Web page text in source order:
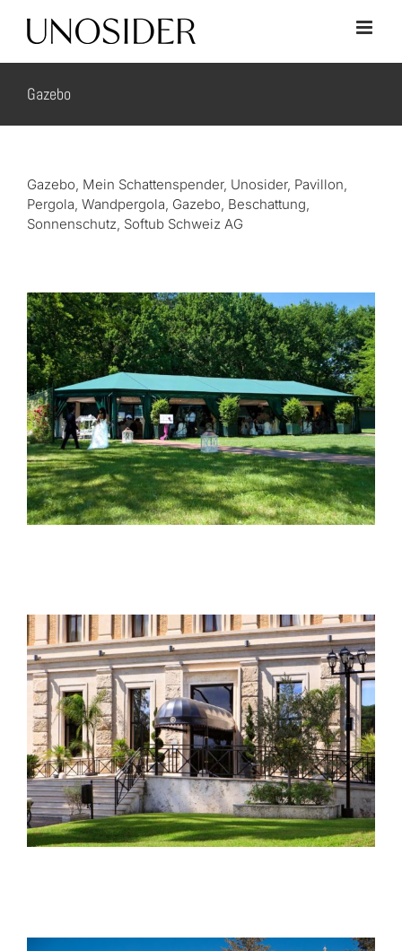
content
Gazebo
Gazebo, Mein Schattenspender, Unosider, Pavillon,
Pergola, Wandpergola, Gazebo, Beschattung,
Sonnenschutz, Softub Schweiz AG